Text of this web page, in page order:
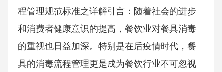
程管理规范标准之详解引言：随着社会的进步
和消费者健康意识的提高，餐饮业对餐具消毒
的重视也日益加深。特别是在后疫情时代，餐
具的消毒流程管理更是成为餐饮行业不可忽视